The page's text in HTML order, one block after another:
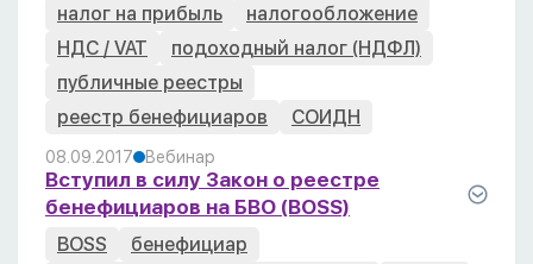
налог на прибыль
налогообложение
НДС / VAT
подоходный налог (НДФЛ)
публичные реестры
реестр бенефициаров
СОИДН
08.09.2017 Вебинар
Вступил в силу Закон о реестре
бенефициаров на БВО (BOSS)
BOSS
бенефициар